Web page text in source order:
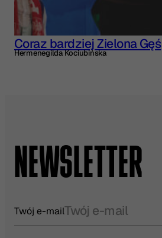
Coraz bardziej Zielona Gęś
Hermenegilda Kociubińska
NEWSLETTER
Twój e-mail